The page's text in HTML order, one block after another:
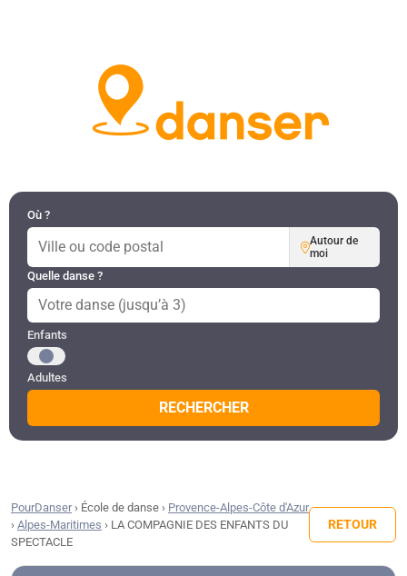
Où ?
Autour de
moi
Quelle danse ?
Public recherché
Enfants
Adultes
RECHERCHER
PourDanser› École de danse › Provence-Alpes-Côte d'Azur
› Alpes-Maritimes › LA COMPAGNIE DES ENFANTS DU
SPECTACLE
RETOUR